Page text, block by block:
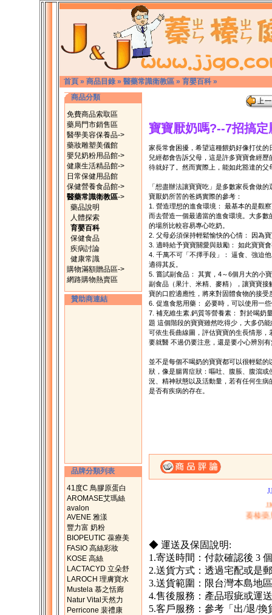
首頁 » 商品目錄 » 醫藥常識衛教區 » 育嬰百科 »
商品分類
免費商品索取區
藥局門市銷售區
醫學美容保養品->
藥妝雕塑美儀館
嬰兒奶粉用品館->
健康生活精品館->
日常保健用品館
保健營養食品館->
醫藥常識衛教區->
藥品說明
人體探索
育嬰百科
保健食品
疾病討論
健康常識
購物滿額贈品區->
網路購物熱賣區
贊助商連結
品牌分類列表
41度C 鳥膠原蛋白
AROMASE艾瑪絲
avalon
AVENE 雅漾
豐力富 奶粉
BIOPEUTIC 葆療美
FASIO 高絲彩妝
KOSE 高絲
LACTACYD 立朵舒
LAROCH 理膚寶水
Mustela 慕之恬廊
Natur Vital天然力
Perricone 裴禮康
寶寶厭奶嗎?--7招搞定
家長常會困擾，希望這種餵奶好像打仗
兒經都會告訴父母，這是許多寶寶會經
待就好了。然而實際上，能如此豁達的父
「想盡辦法讓寶寶吃」是多數家長會做
寶厭奶所苦的爸媽實際的參考：
1. 營造理想的進食環境： 最基本的是觀
而去營造一個最適當的進食環境。大多
的場所比較容易專心吃奶。
2. 父母必須保持輕鬆愉快的心情： 因為
3. 適時給予寶寶關愛與鼓勵： 如此寶寶
4. 千萬不可「不擇手段」： 逼食、強迫
適得其反。
5. 嘗試副食品： 其實，4～6個月大的小
副食品（果汁、米精、麥精），讓寶寶
寶的口腔適應性，將來對固體食物的接受
6. 促進食慾用藥： 必要時，可以使用一
7. 補充維生素.鈣質等營養素： 對於喝奶
題 這個階段的寶寶雖然吃得少，大多仍
可依生長曲線圖，評估寶寶的生長情形
要就醫 不過仍要注意，還是要小心辨別
並不是每個不喝奶的寶寶都可以很輕鬆
狀，像是腸胃症狀：嘔吐、腹脹、腹瀉
況、精神狀態以及活動量，若有任何生
是否有疾病的存在。
一、購滿1500元
二、購物滿2000
蓁榛藥
◆ 運送及保固說明:
1.寄送時間：付款確認後 3
2.送貨方式：透過宅配或是
3.送貨範圍：限台灣本島地
4.售後服務：產品瑕疵或運
5.客戶服務：參考「出/退/